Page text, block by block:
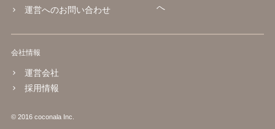
運営へのお問い合わせ
へ
会社情報
運営会社
採用情報
© 2016 coconala Inc.